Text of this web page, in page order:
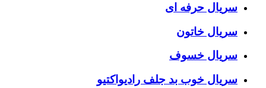
سریال حرفه ای
سریال خاتون
سریال خسوف
سریال خوب بد جلف رادیواکتیو